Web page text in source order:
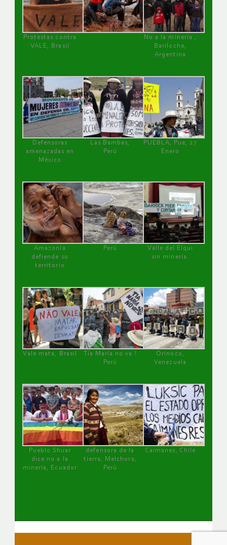
Protestas contra
VALE, Brasil
No a la minería ,
Bariloche,
Argentina
Defensoras
amenazadas en
México
Las Bambas,
Perú
PUEBLA, Pue, 27
Enero
Amazonía
defiende su
territorio
Perú
Valle del Elqui
sin minería.
Vale mata, Brasil
Tía María no va !
Perú
Orinoco,
Venezuela
Pueblo Shuar
dice no a la
minería, Ecuador
defensora de la
tierra, Melchora,
Perú
Caimanes, Chile